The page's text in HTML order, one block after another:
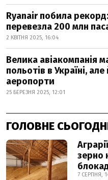
Ryanair побила
перевезла 200 млн
2 КВІТНЯ 2025, 16:04
Велика авіакомпанія
польотів в Україні,
аеропорти
25 БЕРЕЗНЯ 2025, 12:01
ГОЛОВНЕ
зерно
7 СЕРПНЯ,